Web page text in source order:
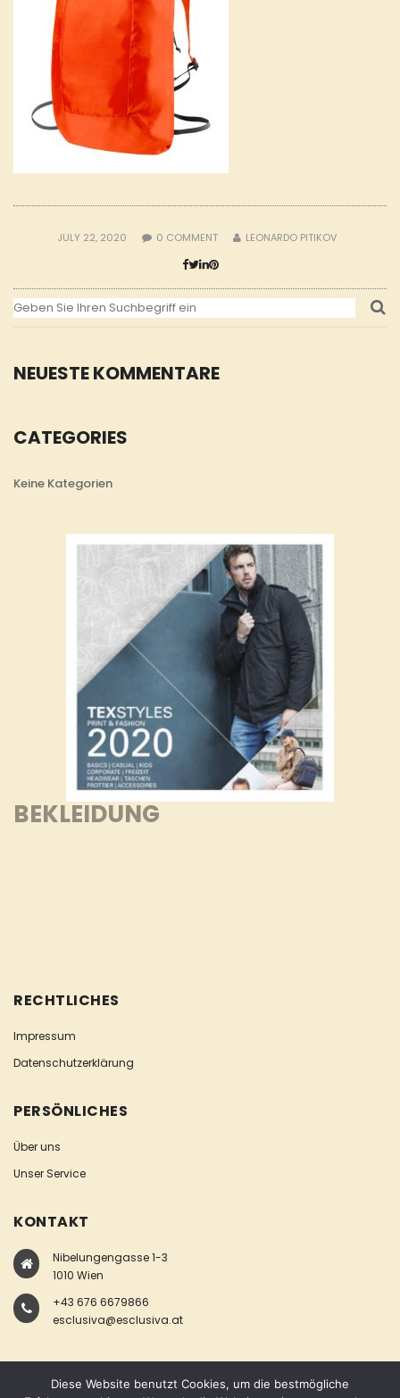
NEUESTE KOMMENTARE
CATEGORIES
Keine Kategorien
BEKLEIDUNG
JULY 22, 2020 0 COMMENT LEONARDO PITIKOV
RECHTLICHES
Impressum
Datenschutzerklärung
PERSÖNLICHES
Über uns
Unser Service
KONTAKT
Nibelungengasse 1-3
1010 Wien
+43 676 6679866
esclusiva@esclusiva.at
Diese Website benutzt Cookies, um die bestmögliche